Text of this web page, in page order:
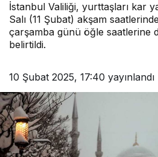
İstanbul Valiliği, yurttaşları kar
Salı (11 Şubat) akşam
çarşamba günü öğle saatlerine
belirtildi.
10 Şubat 2025, 17:40 yayınlandı